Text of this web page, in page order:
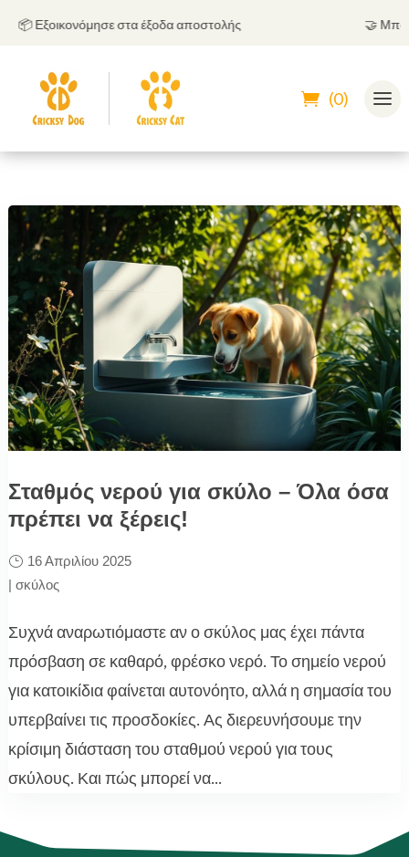
Εξοικονόμησε στα έξοδα αποστολής
(0)
Σταθμός νερού για σκύλο – Όλα όσα
πρέπει να ξέρεις!
16 Απριλίου 2025
| σκύλος
Συχνά αναρωτιόμαστε αν ο σκύλος μας έχει πάντα
πρόσβαση σε καθαρό, φρέσκο νερό. Το σημείο νερού
για κατοικίδια φαίνεται αυτονόητο, αλλά η σημασία του
υπερβαίνει τις προσδοκίες. Ας διερευνήσουμε την
κρίσιμη διάσταση του σταθμού νερού για τους
σκύλους. Και πώς μπορεί να...